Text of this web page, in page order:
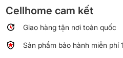
Cellhome cam kết
Giao hàng tận nơi toàn quốc
Sản phẩm bảo hành miễn phí